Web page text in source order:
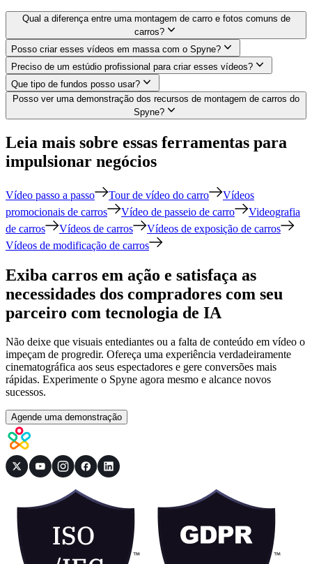
Qual a diferença entre uma montagem de carro e fotos comuns de
carros?
Posso criar esses vídeos em massa com o Spyne?
Preciso de um estúdio profissional para criar esses vídeos?
Que tipo de fundos posso usar?
Posso ver uma demonstração dos recursos de montagem de carros do
Spyne?
Leia mais sobre essas ferramentas para
impulsionar negócios
Vídeo passo a passo Tour de vídeo do carro
Vídeos
promocionais de carros
Vídeo de passeio de carro
Videografia
de carros
Vídeos de carros
Vídeos de exposição de carros
Vídeos de modificação de carros
Exiba carros em ação e satisfaça as
necessidades dos compradores com seu
parceiro com tecnologia de IA
Não deixe que visuais entediantes ou a falta de conteúdo em vídeo o
impeçam de progredir. Ofereça uma experiência verdadeiramente
cinematográfica aos seus espectadores e gere conversões mais
rápidas. Experimente o Spyne agora mesmo e alcance novos
sucessos.
Agende uma demonstração